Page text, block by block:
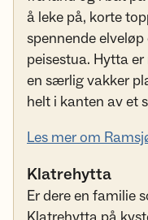
å leke på, korte
spennende
peisestua. Hytta
en særlig vakker
helt i kanten av et
Les mer om
Klatrehytta
Er dere en familie